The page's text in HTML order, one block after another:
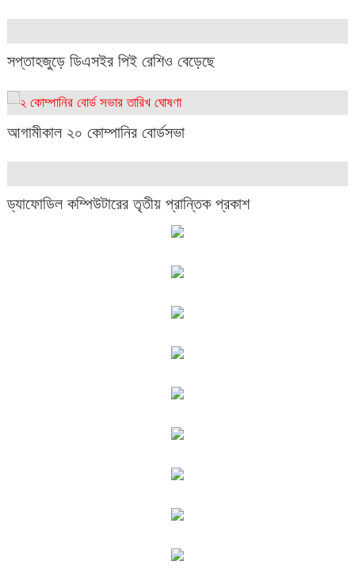
সপ্তাহজুড়ে ডিএসইর পিই রেশিও বেড়েছে
আগামীকাল ২০ কোম্পানির বোর্ডসভা
ড্যাফোডিল কম্পিউটারের তৃতীয় প্রান্তিক প্রকাশ